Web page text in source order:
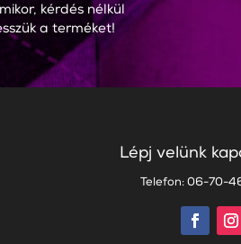
kérdés nélkül
a terméket!
Lépj velünk
Telefon: 06-70-